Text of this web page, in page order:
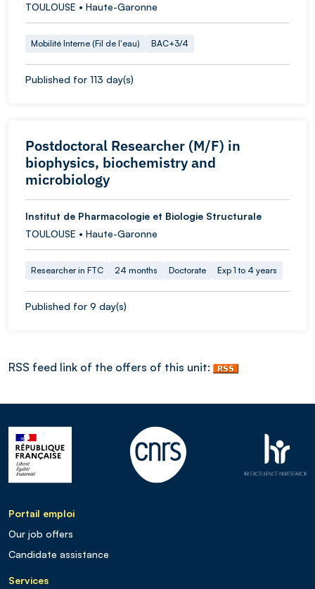
TOULOUSE • Haute-Garonne
Mobilité Interne (Fil de l'eau) BAC+3/4
Published for 113 day(s)
Postdoctoral Researcher (M/F) in
biophysics, biochemistry and
microbiology
Institut de Pharmacologie et Biologie Structurale
TOULOUSE • Haute-Garonne
Researcher in FTC 24 months Doctorate Exp 1 to 4 years
Published for 9 day(s)
RSS feed link of the offers of this unit:
Portail emploi
Our job offers
Candidate assistance
Services